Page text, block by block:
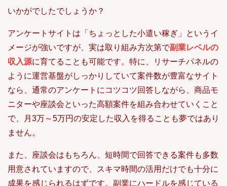
いかがでしたでしょうか？
アンケートサイトは「ちょっとした小遣い稼ぎ」というイ
メージが強いですが、実は取り組み方次第で副業レベルの
収入源に育てることも可能です。特に、リサーチパネルの
ように運営基盤がしっかりしていて案件数が豊富なサイト
なら、通常のアンケートにコツコツ回答しながら、商品モ
ニターや座談会といった高額案件を組み合わせていくこと
で、月3万～5万円の安定した収入を得ることも夢ではあり
ません。
また、座談会はもちろん、短時間で回答できる案件も多数
用意されていますので、スキマ時間の活用だけでも十分に
成果を感じられるはずです。副業にハードルを感じている